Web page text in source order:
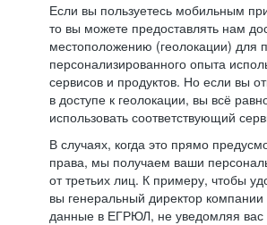
Если вы пользуетесь мобильным
то вы можете предоставлять нам
местоположению (геолокации) для
персонализированного опыта
сервисов и продуктов. Но если вы
в доступе к геолокации, вы всё
использовать соответствующий
В случаях, когда это прямо
права, мы получаем ваши
от третьих лиц. К примеру, чтобы
вы генеральный директор
данные в ЕГРЮЛ, не уведомляя вас